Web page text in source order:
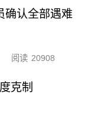
确认全部遇难
阅读 20908
克制